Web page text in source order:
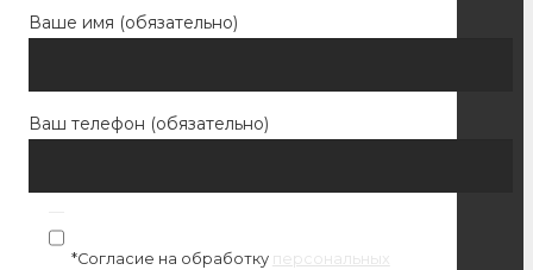
Ваше имя (обязательно)
Ваш телефон (обязательно)
*Согласие на обработку персональных